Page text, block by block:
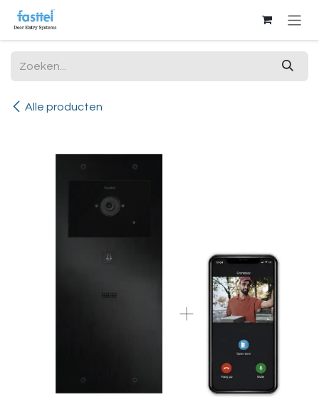
Overslaan naar inhoud
Alle producten